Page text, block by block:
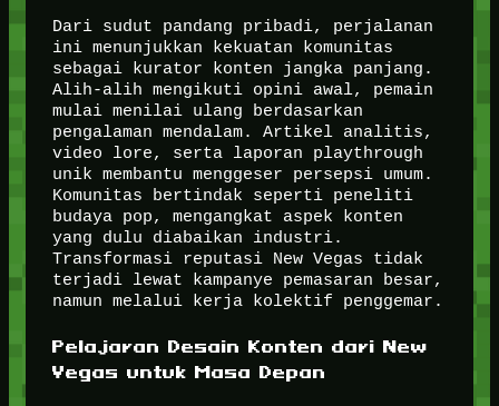
Dari sudut pandang pribadi, perjalanan
ini menunjukkan kekuatan komunitas
sebagai kurator konten jangka panjang.
Alih-alih mengikuti opini awal, pemain
mulai menilai ulang berdasarkan
pengalaman mendalam. Artikel analitis,
video lore, serta laporan playthrough
unik membantu menggeser persepsi umum.
Komunitas bertindak seperti peneliti
budaya pop, mengangkat aspek konten
yang dulu diabaikan industri.
Transformasi reputasi New Vegas tidak
terjadi lewat kampanye pemasaran besar,
namun melalui kerja kolektif penggemar.
Pelajaran Desain Konten dari New
Vegas untuk Masa Depan